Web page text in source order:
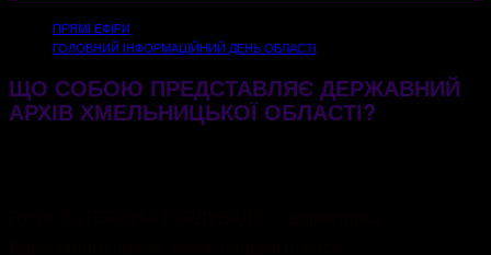
ПРЯМІ ЕФІРИ
ГОЛОВНИЙ ІНФОРМАЦІЙНИЙ ДЕНЬ ОБЛАСТІ
ЩО СОБОЮ ПРЕДСТАВЛЯЄ ДЕРЖАВНИЙ
АРХІВ ХМЕЛЬНИЦЬКОЇ ОБЛАСТІ?